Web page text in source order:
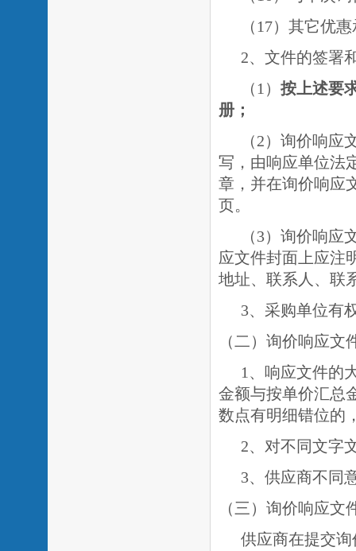
（ 1 7）其它优
2、文件的签署
（ 1） 按上述要
册；
（2）询价响应
写，由响应单位法
章，并在询价响应
页。
（3）询价响应
应文件封面上应注
地址、联系人、联
3、采购单位有
（二）询价响应文
1、响应文件的
金额与按单价汇总
数点有明细错位的
2、对不同文字
3、供应商不同
（三）询价响应文
供应商在提交